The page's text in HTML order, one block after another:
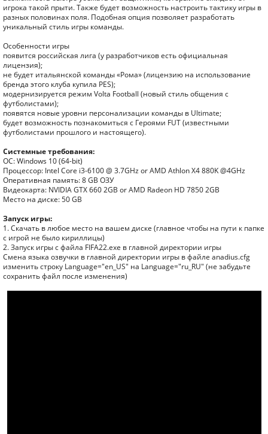
игрока такой прыти. Также будет возможность настроить тактику игры в
разных половинах поля. Подобная опция позволяет разработать
уникальный стиль игры команды.
Особенности игры
появится российская лига (у разработчиков есть официальная
лицензия);
не будет итальянской команды «Рома» (лицензию на использование
бренда этого клуба купила PES);
модернизируется режим Volta Football (новый стиль общения с
футболистами);
появятся новые уровни персонализации команды в Ultimate;
будет возможность познакомиться с Героями FUT (известными
футболистами прошлого и настоящего).
Системные требования:
ОС: Windows 10 (64-bit)
Процессор: Intel Core i3-6100 @ 3.7GHz or AMD Athlon X4 880K @4GHz
Оперативная память: 8 GB ОЗУ
Видеокарта: NVIDIA GTX 660 2GB or AMD Radeon HD 7850 2GB
Место на диске: 50 GB
Запуск игры:
1. Скачать в любое место на вашем диске (главное чтобы на пути к папке
с игрой не было кириллицы)
2. Запуск игры с файла FIFA22.exe в главной директории игры
Смена языка озвучки в главной директории игры в файле anadius.cfg
изменить строку Language="en_US" на Language="ru_RU" (не забудьте
сохранить файл после изменения)